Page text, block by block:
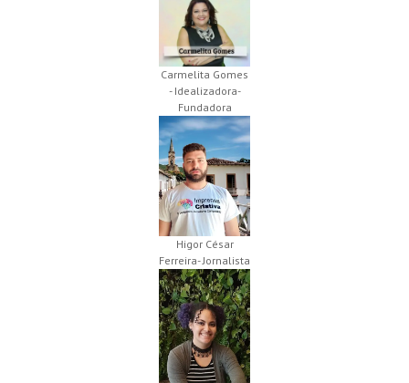
Carmelita Gomes
- Idealizadora-
Fundadora
Higor César
Ferreira- Jornalista